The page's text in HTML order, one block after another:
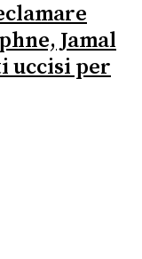
Jamal
uccisi per